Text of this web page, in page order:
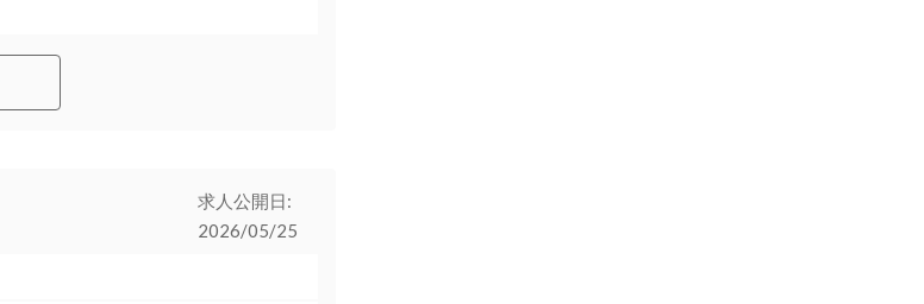
求人公開日:
2026/05/25